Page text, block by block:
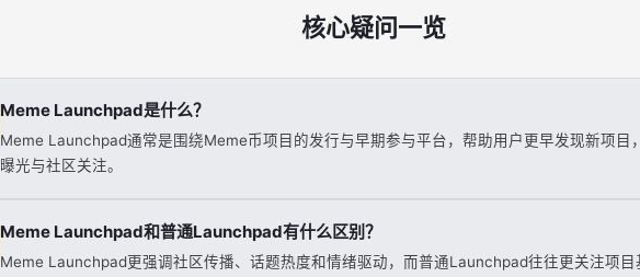
核心疑问一览
Meme Launchpad是什么？
Meme Launchpad通常是围绕Meme币项目的发行与早期参与平台，帮助用户更早发现新项目
曝光与社区关注。
Meme Launchpad和普通Launchpad有什么区别？
Meme Launchpad更强调社区传播、话题热度和情绪驱动，而普通Launchpad往往更关注项目